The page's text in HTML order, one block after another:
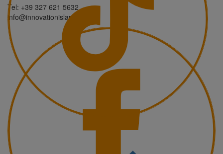
Tel: +39 327 621 5632
info@innovationisland.it